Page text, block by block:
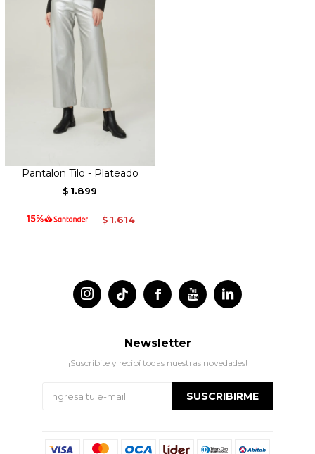
Pantalon Tilo - Plateado
$ 1.899
$ 1.614
 
 
Newsletter
¡Suscribite y recibí todas nuestras novedades!
SUSCRIBIRME